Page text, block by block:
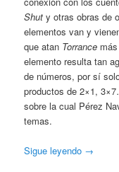
Shut y otras obras de
elementos van y
que atan Torrance
elemento resulta tan
de números, por sí
productos de 2×1,
sobre la cual Pérez
temas.
Sigue leyendo →